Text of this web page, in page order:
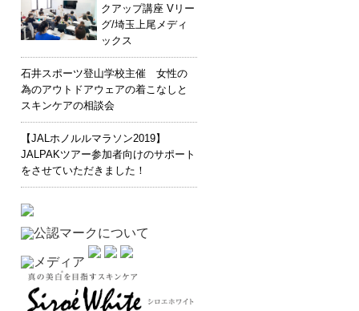
クアップ講座 Vリー
グ/埼玉上尾メディ
ックス
石井スポーツ登山学校主催 女性の
為のアウトドアウェアの着こなしと
スキンケアの相談会
【JALホノルルマラソン2019】
JALPAKツアー参加者向けのサポート
をさせていただきました！